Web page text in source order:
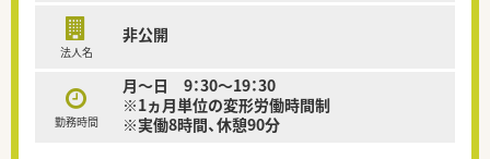
法人名
非公開
勤務時間
月～日 9：30～19：30
※1ヵ月単位の変形労働時間制
※実働8時間、休憩90分